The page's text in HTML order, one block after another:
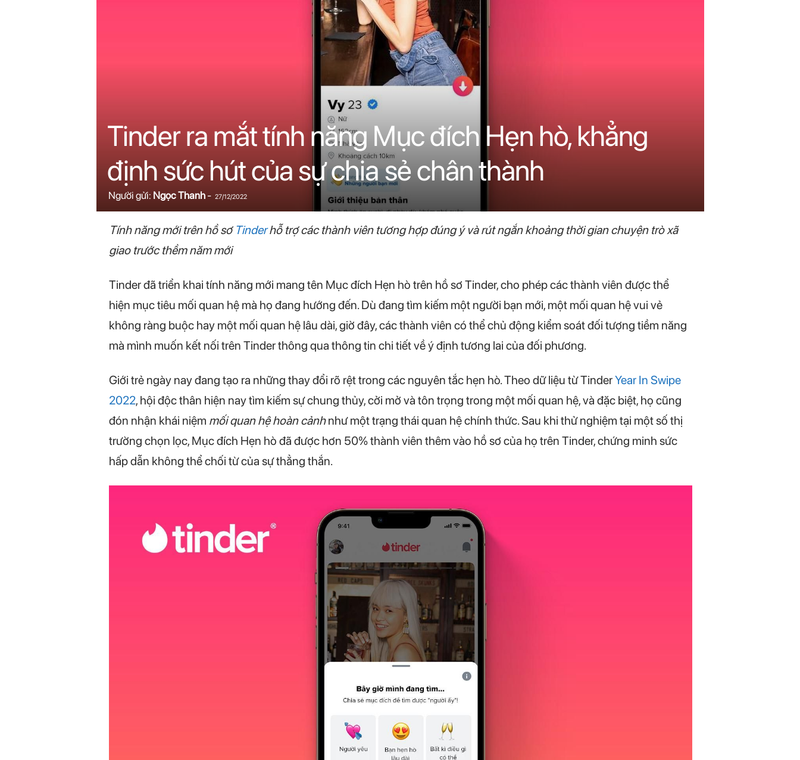
o
m
Tinder ra mắt tính năng Mục đích Hẹn hò, khẳng
định sức hút của sự chia sẻ chân thành
Người gửi: Ngọc Thanh- 27/12/2022
Tính năng mới trên hồ sơ Tinderhỗ trợ các thành viên tương hợp đúng ý và rút ngắn khoảng thời gian chuyện trò xã
giao trước thềm năm mới
Tinder đã triển khai tính năng mới mang tên Mục đích Hẹn hò trên hồ sơ Tinder, cho phép các thành viên được thể
hiện mục tiêu mối quan hệ mà họ đang hướng đến. Dù đang tìm kiếm một người bạn mới, một mối quan hệ vui vẻ
không ràng buộc hay một mối quan hệ lâu dài, giờ đây, các thành viên có thể chủ động kiểm soát đối tượng tiềm năng
mà mình muốn kết nối trên Tinder thông qua thông tin chi tiết về ý định tương lai của đối phương.
Giới trẻ ngày nay đang tạo ra những thay đổi rõ rệt trong các nguyên tắc hẹn hò. Theo dữ liệu từ TinderYear In Swipe
2022, hội độc thân hiện nay tìm kiếm sự chung thủy, cởi mở và tôn trọng trong một mối quan hệ, và đặc biệt, họ cũng
đón nhận khái niệm mối quan hệ hoàn cảnhnhư một trạng thái quan hệ chính thức. Sau khi thử nghiệm tại một số thị
trường chọn lọc, Mục đích Hẹn hò đã được hơn 50% thành viên thêm vào hồ sơ của họ trên Tinder, chứng minh sức
hấp dẫn không thể chối từ của sự thẳng thắn.